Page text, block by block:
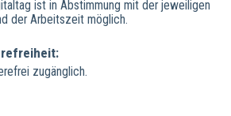
ist in Abstimmung mit der jeweiligen
der Arbeitszeit möglich.
zugänglich.